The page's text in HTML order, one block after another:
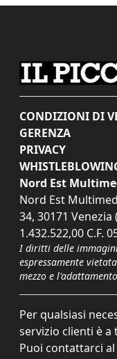
CONDIZIONI DI
GERENZA
PRIVACY
Nord Est
Nord Est
34, 30171 Venezia
1.432.522,00 C.F.
I diritti delle
espressamente
mezzo e
Per qualsiasi
servizio clienti è a
Puoi contattarci